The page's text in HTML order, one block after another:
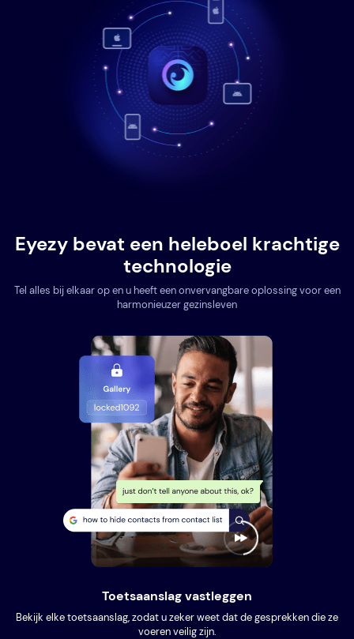
Eyezy bevat een heleboel krachtige
technologie
Tel alles bij elkaar op en u heeft een onvervangbare oplossing voor een
harmonieuzer gezinsleven
Toetsaanslag vastleggen
Bekijk elke toetsaanslag, zodat u zeker weet dat de gesprekken die ze
voeren veilig zijn.